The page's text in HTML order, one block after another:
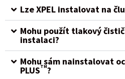
Lze XPEL instalovat na
Mohu použít tlakový
instalaci?
Mohu sám nainstalovat
PLUSTM?